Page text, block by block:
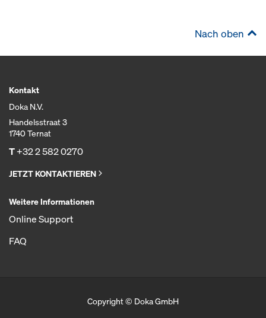
Nach oben
Kontakt
Doka N.V.
Handelsstraat 3
1740 Ternat
T+32 2 582 0270
JETZT KONTAKTIEREN
Weitere Informationen
Online Support
FAQ
Copyright © Doka GmbH